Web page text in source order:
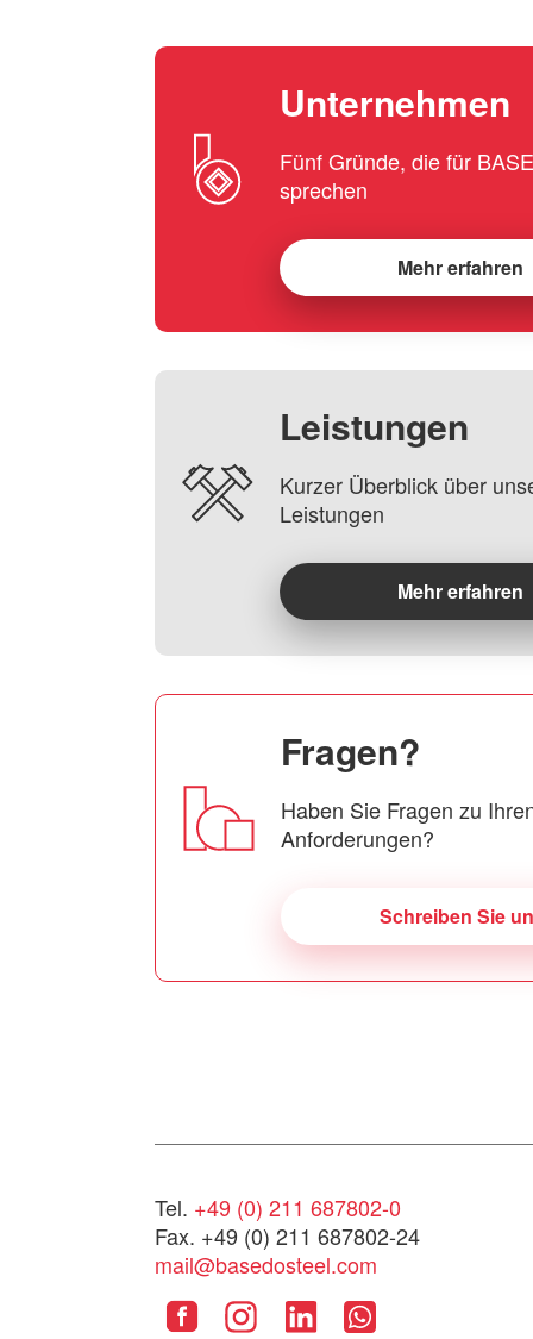
Unternehmen
Fünf Gründe, die für
sprechen
Mehr erfahren
Leistungen
Kurzer Überblick über
Leistungen
Mehr erfahren
Fragen?
Haben Sie Fragen zu
Anforderungen?
Schreiben Sie
Tel. +49 (0) 211 687802-0
Fax. +49 (0) 211 687802-24
mail@basedosteel.com